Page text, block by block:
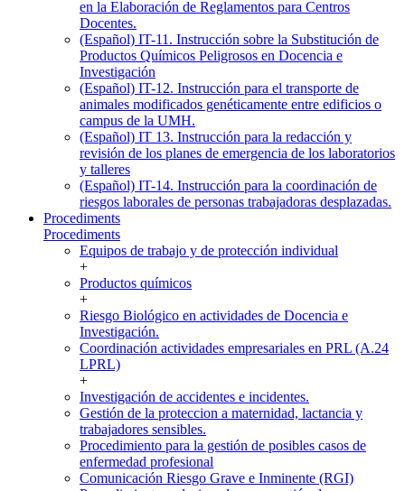
en la Elaboración de Reglamentos para Centros
Docentes.
(Español) IT-11. Instrucción sobre la Substitución de
Productos Químicos Peligrosos en Docencia e
Investigación
(Español) IT-12. Instrucción para el transporte de
animales modificados genéticamente entre edificios o
campus de la UMH.
(Español) IT 13. Instrucción para la redacción y
revisión de los planes de emergencia de los laboratorios
y talleres
(Español) IT-14. Instrucción para la coordinación de
riesgos laborales de personas trabajadoras desplazadas.
Procediments
Procediments
Equipos de trabajo y de protección individual
+
Productos químicos
+
Riesgo Biológico en actividades de Docencia e
Investigación.
Coordinación actividades empresariales en PRL (A.24
LPRL)
+
Investigación de accidentes e incidentes.
Gestión de la proteccion a maternidad, lactancia y
trabajadores sensibles.
Procedimiento para la gestión de posibles casos de
enfermedad profesional
Comunicación Riesgo Grave e Inminente (RGI)